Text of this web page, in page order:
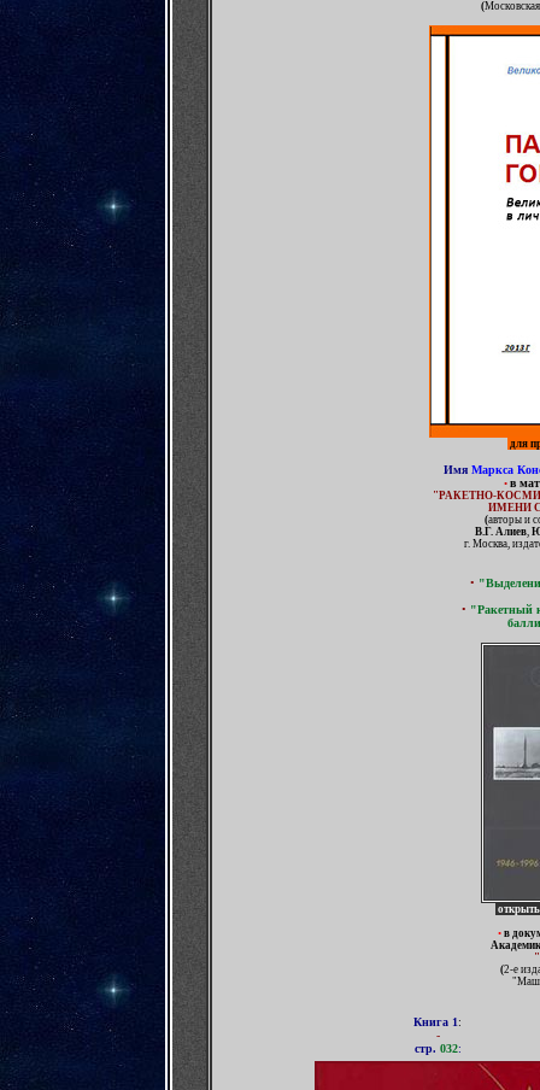
(
для
Имя Маркса
• в
"РАКЕТНО-
ИМЕНИ
(авторы и
В.Г. Алиев,
г. Москва,
•
• "Ракетный
• в
(2-е
Книга 1:
-
стр. 032: